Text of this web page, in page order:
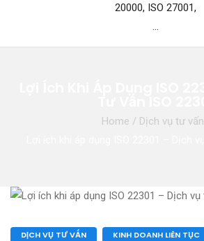
Home / Dịch vụ tư vấn
DỊCH VỤ TƯ VẤN KINH DOANH LIÊN TỤC